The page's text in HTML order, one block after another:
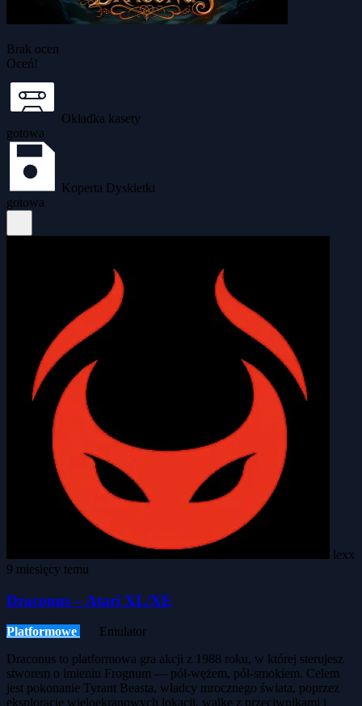
Brak ocen
Oceń!
Okładka kasety
gotowa
Koperta Dyskietki
gotowa
lexx
9 miesięcy temu
Draconus – Atari XL/XE
Platformowe
Emulator
Draconus to platformowa gra akcji z 1988 roku, w której sterujesz
stworem o imieniu Frognum — pół-wężem, pół-smokiem. Celem
jest pokonanie Tyrant Beasta, władcy mrocznego świata, poprzez
eksplorację wieloekranowych lokacji, walkę z przeciwnikami i